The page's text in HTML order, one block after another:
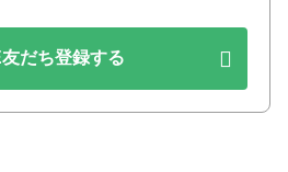
だち登録する